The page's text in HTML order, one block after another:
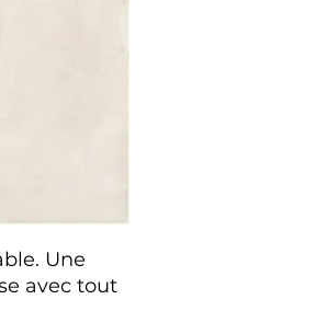
Une
avec tout